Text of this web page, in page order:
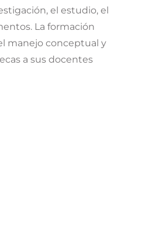
el estudio, el
La formación
manejo conceptual y
a sus docentes